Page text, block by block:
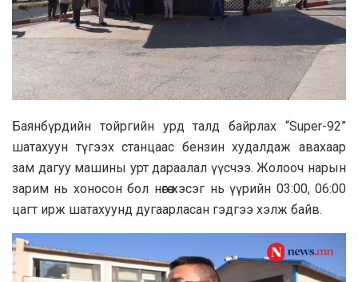
Баянбүрдийн тойргийн урд талд байрлах “Super-92”
шатахуун түгээх станцаас бензин худалдаж авахаар
зам дагуу машины урт дараалал үүсчээ. Жолооч нарын
зарим нь хоносон бол нөгөө хэсэг нь үүрийн 03:00, 06:00
цагт ирж шатахуунд дугаарласан гэдгээ хэлж байв.